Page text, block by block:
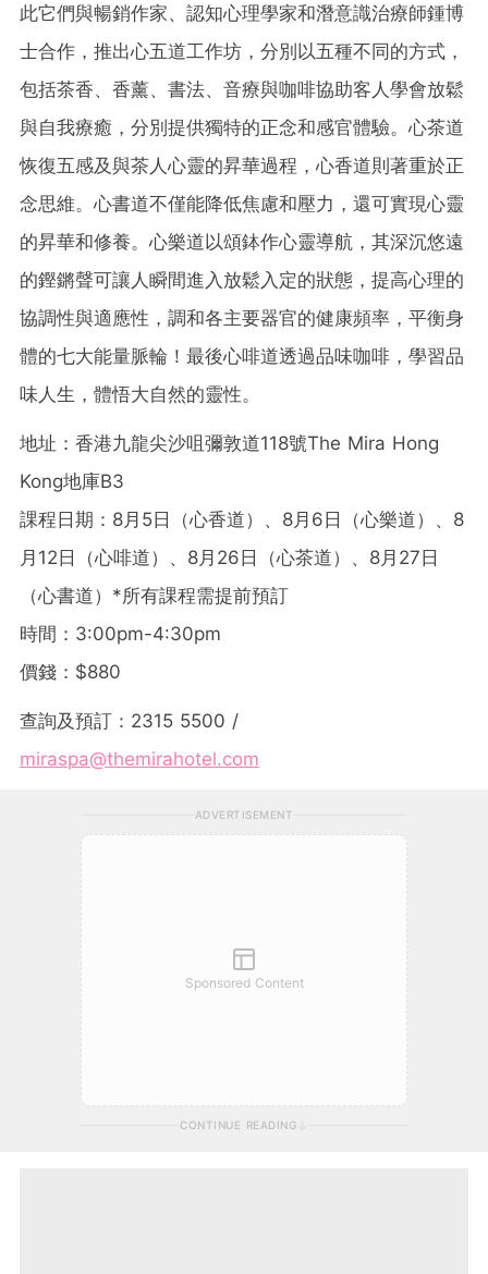
此它們與暢銷作家、認知心理學家和潛意識治療師鍾博
士合作，推出心五道工作坊，分別以五種不同的方式，
包括茶香、香薰、書法、音療與咖啡協助客人學會放鬆
與自我療癒，分別提供獨特的正念和感官體驗。心茶道
恢復五感及與茶人心靈的昇華過程，心香道則著重於正
念思維。心書道不僅能降低焦慮和壓力，還可實現心靈
的昇華和修養。心樂道以頌鉢作心靈導航，其深沉悠遠
的鏗鏘聲可讓人瞬間進入放鬆入定的狀態，提高心理的
協調性與適應性，調和各主要器官的健康頻率，平衡身
體的七大能量脈輪！最後心啡道透過品味咖啡，學習品
味人生，體悟大自然的靈性。
地址：香港九龍尖沙咀彌敦道118號The Mira Hong
Kong地庫B3
課程日期：8月5日（心香道）、8月6日（心樂道）、8
月12日（心啡道）、8月26日（心茶道）、8月27日
（心書道）*所有課程需提前預訂
時間：3:00pm-4:30pm
價錢：$880
查詢及預訂：2315 5500 /
miraspa@themirahotel.com
ADVERTISEMENT
Sponsored Content
CONTINUE READING